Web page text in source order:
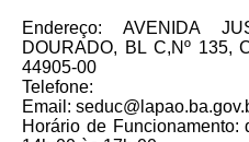
Endereço: AVENIDA
DOURADO, BL C,Nº 135,
44905-00
Telefone:
Email:
Horário de